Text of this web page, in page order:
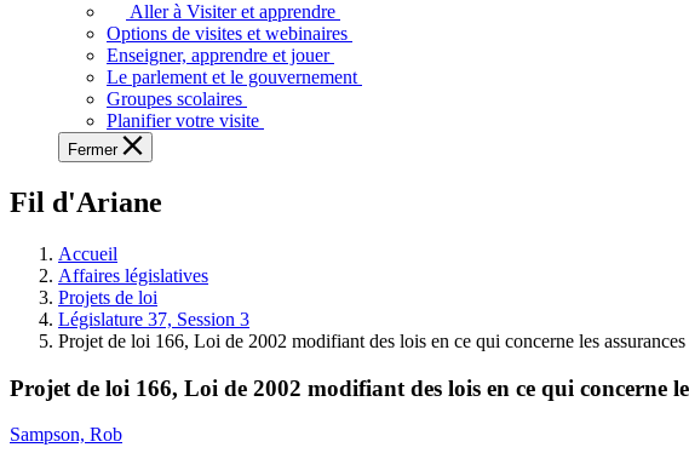
voir,
apprendre
et
découvrir
l'Assemblée
législative.
Aller à Visiter et apprendre
Options de visites et webinaires
Enseigner, apprendre et jouer
Le parlement et le gouvernement
Groupes scolaires
Planifier votre visite
Fermer
Fil d'Ariane
Accueil
Affaires législatives
Projets de loi
Législature 37, Session 3
Projet de loi 166, Loi de 2002 modifiant des lois en ce qui concerne les
Projet de loi 166, Loi de 2002 modifiant des lois en ce qui concerne
Sampson, Rob